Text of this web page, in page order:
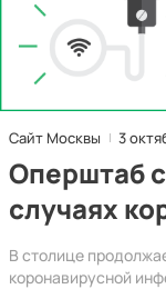
Сайт Москвы 3
Оперштаб
случаях
В столице
коронавирусной